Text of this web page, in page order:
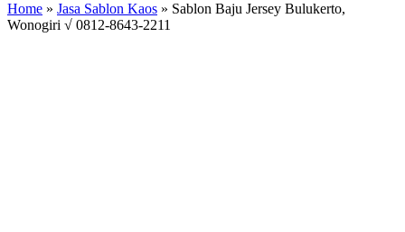
Home » Jasa Sablon Kaos » Sablon Baju Jersey Bulukerto,
Wonogiri √ 0812-8643-2211